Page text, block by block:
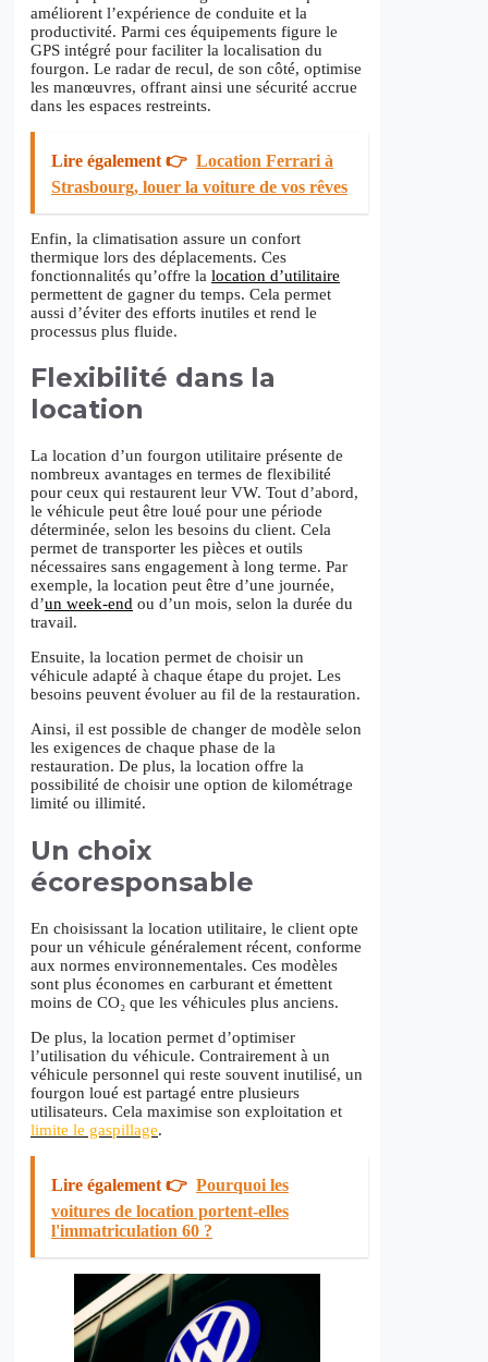
améliorent l’expérience de conduite et la
productivité. Parmi ces équipements figure le
GPS intégré pour faciliter la localisation du
fourgon. Le radar de recul, de son côté, optimise
les manœuvres, offrant ainsi une sécurité accrue
dans les espaces restreints.
Lire également 👉 Location Ferrari à
Strasbourg, louer la voiture de vos rêves
Enfin, la climatisation assure un confort
thermique lors des déplacements. Ces
fonctionnalités qu’offre la location d’utilitaire
permettent de gagner du temps. Cela permet
aussi d’éviter des efforts inutiles et rend le
processus plus fluide.
Flexibilité dans la
location
La location d’un fourgon utilitaire présente de
nombreux avantages en termes de flexibilité
pour ceux qui restaurent leur VW. Tout d’abord,
le véhicule peut être loué pour une période
déterminée, selon les besoins du client. Cela
permet de transporter les pièces et outils
nécessaires sans engagement à long terme. Par
exemple, la location peut être d’une journée,
d’un week-end ou d’un mois, selon la durée du
travail.
Ensuite, la location permet de choisir un
véhicule adapté à chaque étape du projet. Les
besoins peuvent évoluer au fil de la restauration.
Ainsi, il est possible de changer de modèle selon
les exigences de chaque phase de la
restauration. De plus, la location offre la
possibilité de choisir une option de kilométrage
limité ou illimité.
Un choix
écoresponsable
En choisissant la location utilitaire, le client opte
pour un véhicule généralement récent, conforme
aux normes environnementales. Ces modèles
sont plus économes en carburant et émettent
moins de CO₂ que les véhicules plus anciens.
De plus, la location permet d’optimiser
l’utilisation du véhicule. Contrairement à un
véhicule personnel qui reste souvent inutilisé, un
fourgon loué est partagé entre plusieurs
utilisateurs. Cela maximise son exploitation et
limite le gaspillage.
Lire également 👉 Pourquoi les
voitures de location portent-elles
l'immatriculation 60 ?